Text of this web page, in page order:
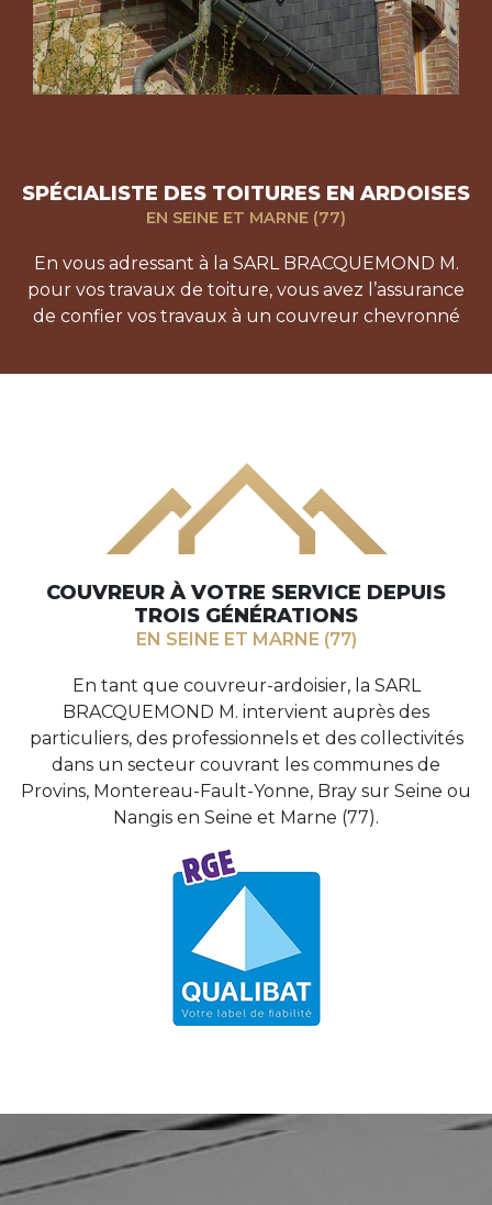
SPÉCIALISTE DES TOITURES EN ARDOISES
EN SEINE ET MARNE (77)
En vous adressant à la SARL BRACQUEMOND M.
pour vos travaux de toiture, vous avez l’assurance
de confier vos travaux à un couvreur chevronné
COUVREUR À VOTRE SERVICE DEPUIS
TROIS GÉNÉRATIONS
EN SEINE ET MARNE (77)
En tant que couvreur-ardoisier, la SARL
BRACQUEMOND M. intervient auprès des
particuliers, des professionnels et des collectivités
dans un secteur couvrant les communes de
Provins, Montereau-Fault-Yonne, Bray sur Seine ou
Nangis en Seine et Marne (77).